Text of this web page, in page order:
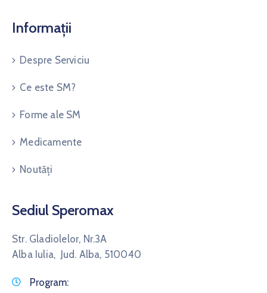
Informații
Despre Serviciu
Ce este SM?
Forme ale SM
Medicamente
Noutăți
Sediul Speromax
Str. Gladiolelor, Nr.3A
Alba Iulia, Jud. Alba, 510040
Program: